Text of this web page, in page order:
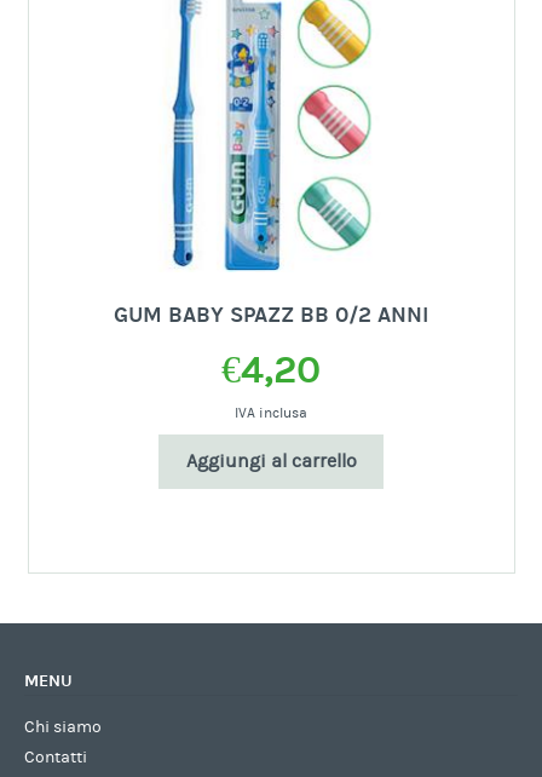
GUM BABY SPAZZ BB 0/2 ANNI
€4,20
IVA inclusa
Aggiungi al carrello
MENU
Chi siamo
Contatti